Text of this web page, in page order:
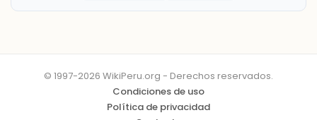
© 1997-2026 WikiPeru.org - Derechos reservados.
Condiciones de uso
Política de privacidad